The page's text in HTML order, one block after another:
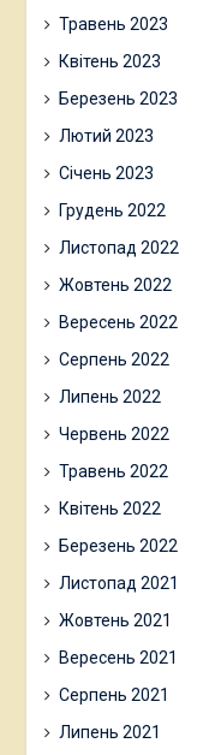
Травень 2023
Квітень 2023
Березень 2023
Лютий 2023
Січень 2023
Грудень 2022
Листопад 2022
Жовтень 2022
Вересень 2022
Серпень 2022
Липень 2022
Червень 2022
Травень 2022
Квітень 2022
Березень 2022
Листопад 2021
Жовтень 2021
Вересень 2021
Серпень 2021
Липень 2021